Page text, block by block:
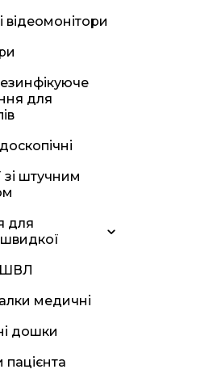
відеомонітори
для
зі штучним
для
швидкої
ШВЛ
медичні
дошки
пацієнта